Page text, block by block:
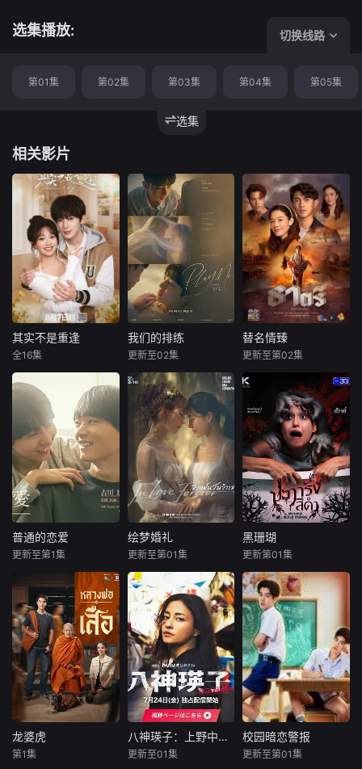
选集播放: 切换线路
选集
第01集 第02集 第03集 第04集 第05集
相关影片
其实不是重逢
黄圣依
一群怀揣各自
“失意”的年轻人，
在沿海小城南安相
遇相知，他们决心
各展所长创办旅行
社。他们以当地的
特色人文与美食为
打动游客。尽管在
创业路上笑料百
褪去青涩，逐渐打
响“成功
其实不是重逢
全16集
我们的排练
暂无内容
我们的排练
更新至02集
替名情臻
塔拉·提帕
纨绔子弟Thatri Th
atriphan因挥霍无
敌倾家荡产，豪
宅、情人、朋友一
夜尽失。某日搭乘
火车时，他偶遇同
名旧友，曾是穷小
子的Thatri Worrap
hat，如今正要去继
产。列车突遭炸弹
袭击，毫发无损的
破产Thatri看着重
伤昏迷的幸运Thatr
i，接到了一个匪夷
所思的请求：冒名
顶替去领取那份天
降横财。面对足以
逆转人生的诱惑，
这个一无所有的男
人究竟会作何选
择？
替名情臻
更新至第02集
普通的恋爱
长野凌大
本作改编自同名漫
画，是一部以处于
上下级关系的文原
一良与东庆伊为中
心，讲述这两个笨
拙之人寻觅属于自
己幸福历程的爱情
故事。一良因过去
的心理创伤而避免
与他人深交，庆伊
普通的恋爱
更新至第1集
绘梦婚礼
阿披南·普拉瑟瓦塔纳坤
被欢笑、笑容和祝
福环绕的婚礼仅仅
是爱情生活的起
点。未来还有许多
障碍等待着两人共
同跨越。 Runch和
Neen都曾梦想她们
能够携手顺利通过
所有考验，梦想能
绘梦婚礼
更新至第01集
黑珊瑚
拉娜帕·翁塔娜特
一个被人谋杀
致死的女孩的灵魂
附到珊瑚上的故
事。
黑珊瑚
更新第01集
龙婆虎
龙婆虎
第1集
八神瑛子：上野中央署组织犯罪对策课 八神瑛子：上野中央署组织犯罪对策课
更新至01集
校园暗恋警报
校园暗恋警报
更新至第01集